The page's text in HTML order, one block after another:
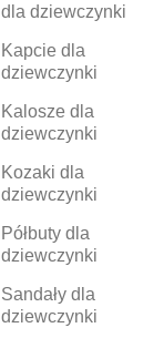
dla dziewczynki
Kapcie dla
dziewczynki
Kalosze dla
dziewczynki
Kozaki dla
dziewczynki
Półbuty dla
dziewczynki
Sandały dla
dziewczynki